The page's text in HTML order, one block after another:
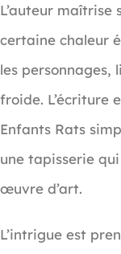
L’auteur maîtrise
certaine chaleur
les personnages,
froide. L’écriture
Enfants Rats
une tapisserie
œuvre d’art.
L’intrigue est